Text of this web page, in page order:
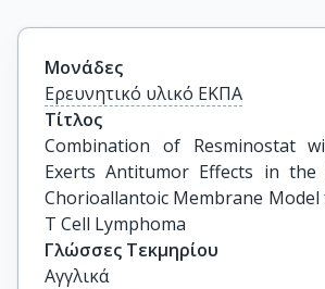
Μονάδες
Ερευνητικό υλικό ΕΚΠΑ
Τίτλος
Combination of Resminostat
Exerts Antitumor Effects in the
Chorioallantoic Membrane
T Cell Lymphoma
Γλώσσες Τεκμηρίου
Αγγλικά